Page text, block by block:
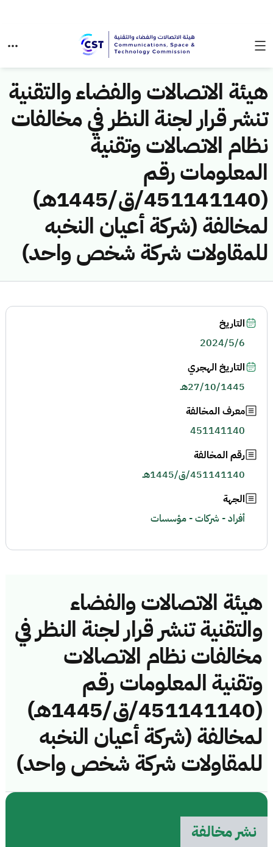
هيئة الاتصالات والفضاء والتقنية
تنشر قرار لجنة النظر في مخالفات
نظام الاتصالات وتقنية
المعلومات رقم
(451141140/ق/1445هـ)
لمخالفة (شركة أعيان النخبه
للمقاولات شركة شخص واحد)
هيئة الاتصالات والفضاء
والتقنية تنشر قرار لجنة النظر في
مخالفات نظام الاتصالات
وتقنية المعلومات رقم
(451141140/ق/1445هـ)
لمخالفة (شركة أعيان النخبه
للمقاولات شركة شخص واحد)
نشر مخالفة
التاريخ
2024/5/6
التاريخ الهجري
27/10/1445هـ
معرف المخالفة
451141140
رقم المخالفة
451141140/ق/1445هـ
الجهة
أفراد - شركات - مؤسسات